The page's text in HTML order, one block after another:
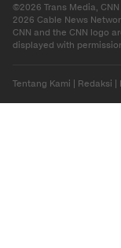
©2026 Trans Media,
2026 Cable News
CNN and the CNN logo
displayed with
Tentang Kami | Redaksi |